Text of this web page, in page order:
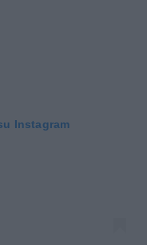
Instagram